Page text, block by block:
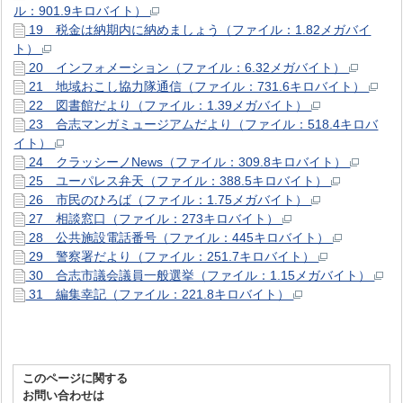
ル：901.9キロバイト）
19 税金は納期内に納めましょう（ファイル：1.82メガバイ
ト）
20 インフォメーション（ファイル：6.32メガバイト）
21 地域おこし協力隊通信（ファイル：731.6キロバイト）
22 図書館だより（ファイル：1.39メガバイト）
23 合志マンガミュージアムだより（ファイル：518.4キロバ
イト）
24 クラッシーノNews（ファイル：309.8キロバイト）
25 ユーパレス弁天（ファイル：388.5キロバイト）
26 市民のひろば（ファイル：1.75メガバイト）
27 相談窓口（ファイル：273キロバイト）
28 公共施設電話番号（ファイル：445キロバイト）
29 警察署だより（ファイル：251.7キロバイト）
30 合志市議会議員一般選挙（ファイル：1.15メガバイト）
31 編集幸記（ファイル：221.8キロバイト）
このページに関する
お問い合わせは